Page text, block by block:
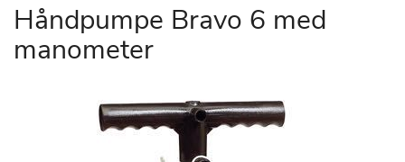
Håndpumpe Bravo 6 med
manometer